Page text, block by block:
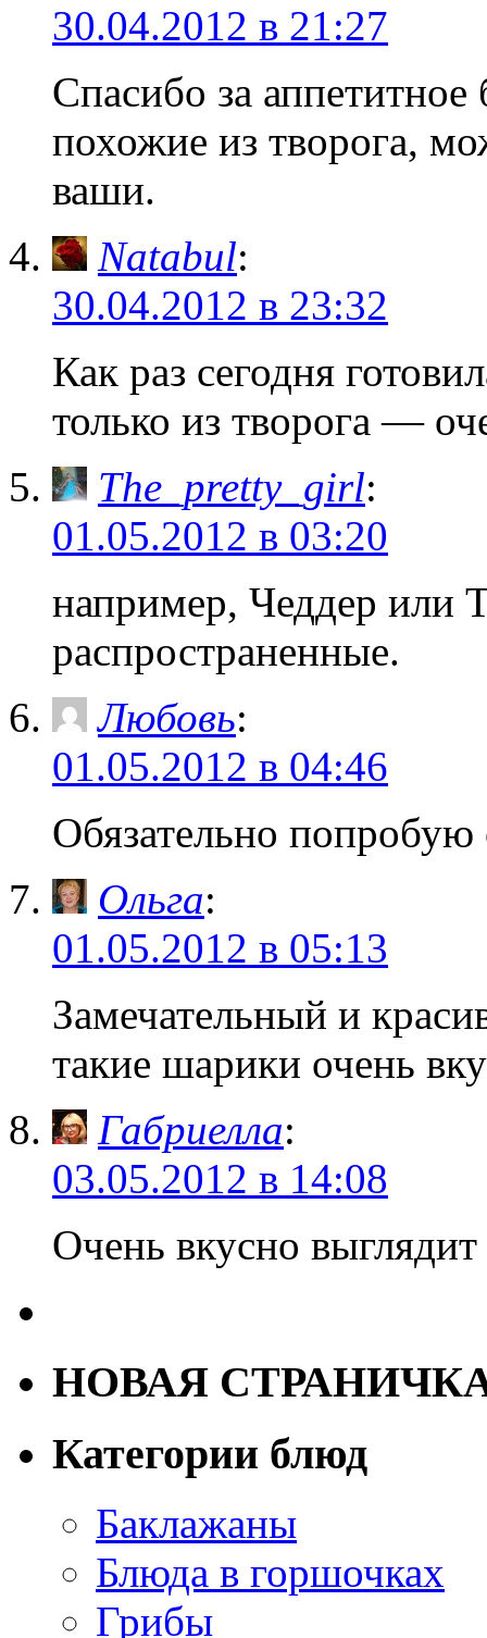
30.04.2012 в 21:27
Спасибо за аппетитное
похожие из творога,
ваши.
Natabul:
30.04.2012 в 23:32
Как раз сегодня
только из творога —
The_pretty_girl:
01.05.2012 в 03:20
например, Чеддер или
распространенные.
Любовь:
01.05.2012 в 04:46
Обязательно
Ольга:
01.05.2012 в 05:13
Замечательный и
такие шарики очень
Габриелла:
03.05.2012 в 14:08
Очень вкусно
НОВАЯ
Категории блюд
Баклажаны
Блюда в горшочках
Грибы